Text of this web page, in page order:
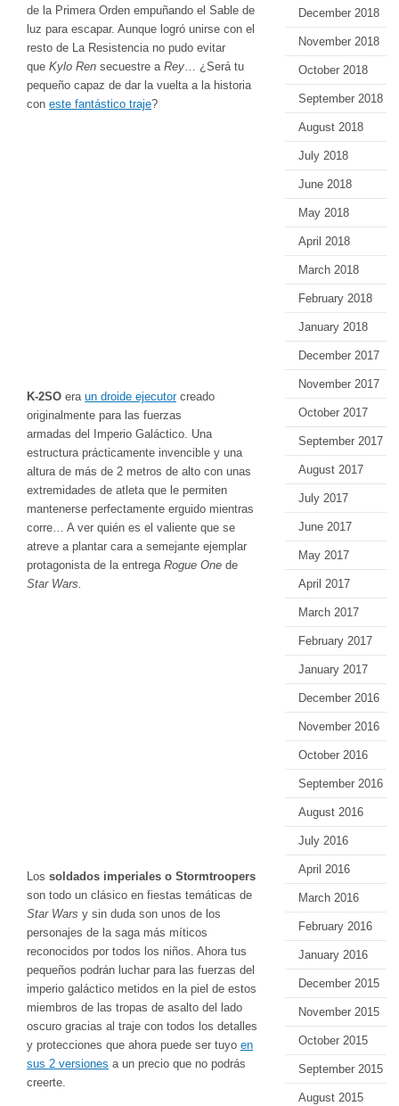
de la Primera Orden empuñando el Sable de
luz para escapar. Aunque logró unirse con el
resto de La Resistencia no pudo evitar
que Kylo Ren secuestre a Rey… ¿Será tu
pequeño capaz de dar la vuelta a la historia
con este fantástico traje?
K-2SO era un droide ejecutorcreado
originalmente para las fuerzas
armadas del Imperio Galáctico. Una
estructura prácticamente invencible y una
altura de más de 2 metros de alto con unas
extremidades de atleta que le permiten
mantenerse perfectamente erguido mientras
corre… A ver quién es el valiente que se
atreve a plantar cara a semejante ejemplar
protagonista de la entrega Rogue One de
Star Wars.
Los soldados imperiales o Stormtroopers
son todo un clásico en fiestas temáticas de
Star Wars y sin duda son unos de los
personajes de la saga más míticos
reconocidos por todos los niños. Ahora tus
pequeños podrán luchar para las fuerzas del
imperio galáctico metidos en la piel de estos
miembros de las tropas de asalto del lado
oscuro gracias al traje con todos los detalles
y protecciones que ahora puede ser tuyo en
sus 2 versiones a un precio que no podrás
creerte.
December 2018
November 2018
October 2018
September 2018
August 2018
July 2018
June 2018
May 2018
April 2018
March 2018
February 2018
January 2018
December 2017
November 2017
October 2017
September 2017
August 2017
July 2017
June 2017
May 2017
April 2017
March 2017
February 2017
January 2017
December 2016
November 2016
October 2016
September 2016
August 2016
July 2016
April 2016
March 2016
February 2016
January 2016
December 2015
November 2015
October 2015
September 2015
August 2015